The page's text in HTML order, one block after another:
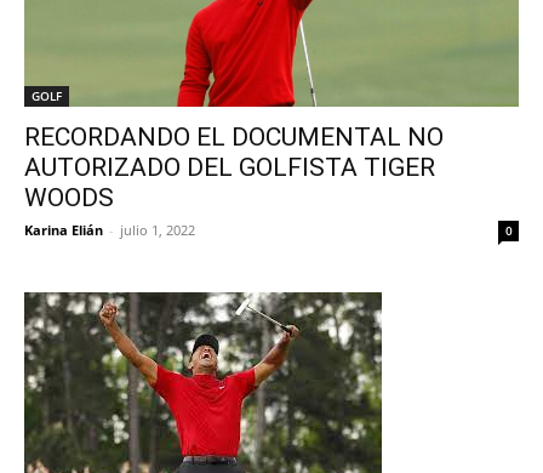
GOLF
RECORDANDO EL DOCUMENTAL NO
AUTORIZADO DEL GOLFISTA TIGER
WOODS
Karina Elián - julio 1, 2022 0